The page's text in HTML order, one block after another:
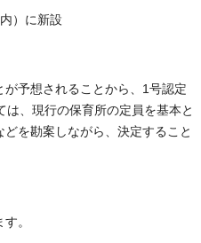
）に新設
予想されることから、1号認定
、現行の保育所の定員を基本と
を勘案しながら、決定すること
。